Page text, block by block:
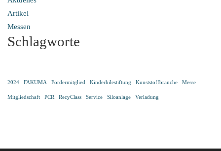
Artikel
Messen
Schlagworte
2024 FAKUMA Fördermitglied Kinderhilestiftung Kunststoffbranche Messe
Mitgliedschaft PCR RecyClass Service Siloanlage Verladung